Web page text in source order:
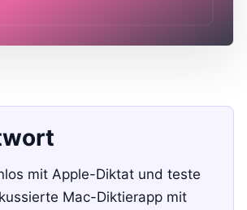
mit Apple-Diktat und teste
Mac-Diktierapp mit